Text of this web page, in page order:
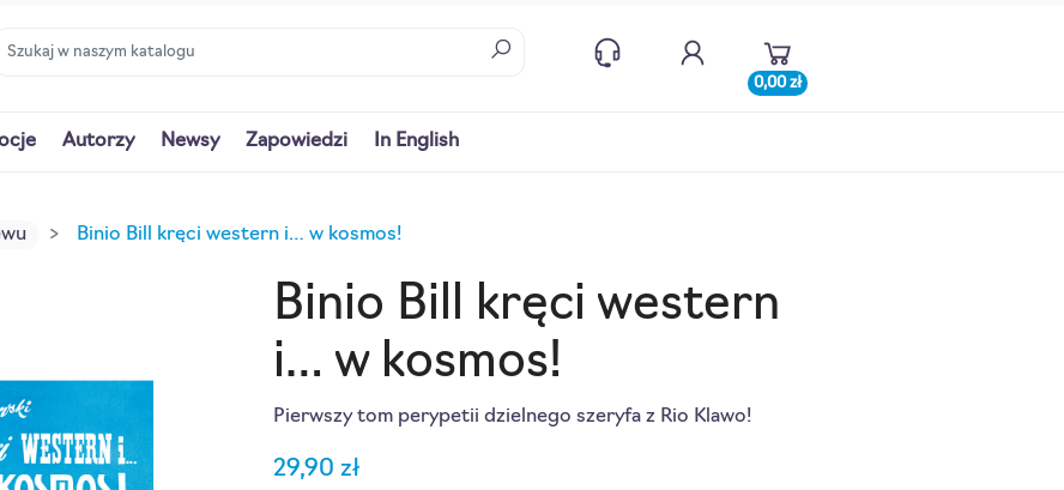
0,00 zł
Autorzy Newsy Zapowiedzi In English
Binio Bill kręci western i… w kosmos!
Binio Bill kręci western
i… w kosmos!
Pierwszy tom perypetii dzielnego szeryfa z Rio Klawo!
29,90 zł